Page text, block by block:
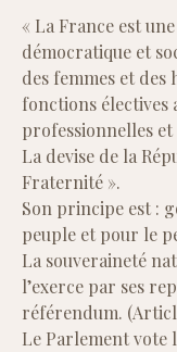
« La France est
démocratique et
des femmes et des
fonctions électives
professionnelles et
La devise de la
Fraternité ».
Son principe est :
peuple et pour le
La souveraineté
l’exerce par ses
référendum.
Le Parlement vote